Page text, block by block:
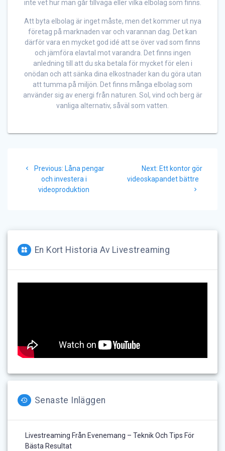
inte vet hur man går tillväga eller vilka elbolag som finns.
Att byta elbolag är inget måste, men det kommer ut nya
företag på marknaden var och varannan dag. Det kan
därför vara en mycket god idé att se över vad som finns
och jämföra elavtal mot varandra. Det finns ingen
anledning till att du ska betala för mycket för elen i
onödan och att sänka dina elkostnader kan du göra utan
att tumma på miljön. Det finns många elbolag som
använder sig av energi från naturen. Sol, vind och berg är
vanliga alternativ, såväl som vatten.
Previous: Previous
post:
Låna pengar
och investera i
videoproduktion
Next: Next
post:
Ett kontor gör
videoskapandet bättre
En Kort Historia Av Livestreaming
Senaste Inläggen
Livestreaming Från Evenemang – Teknik Och Tips För
Bästa Resultat